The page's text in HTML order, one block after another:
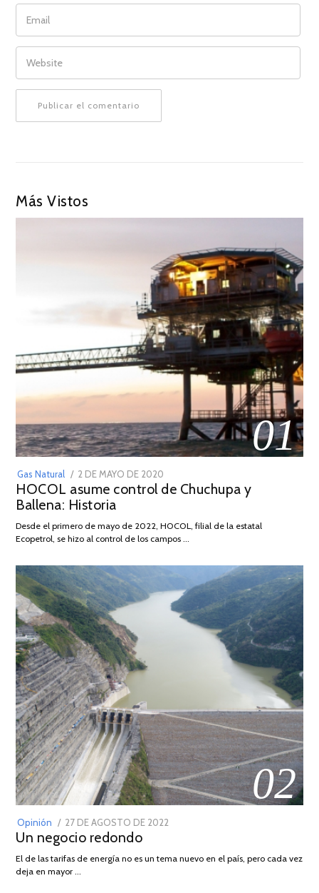
EMAIL
WEBSITE
Más Vistos
01
Gas Natural
POSTED
ON
2 DE MAYO DE 2020
DE
2026
HOCOL asume control de Chuchupa y
Ballena: Historia
Desde el primero de mayo de 2022, HOCOL, filial de la estatal
Ecopetrol, se hizo al control de los campos …
02
Opinión
POSTED
ON
27 DE AGOSTO DE 2022
DE
Un negocio redondo
El de las tarifas de energía no es un tema nuevo en el país, pero cada vez
deja en mayor …